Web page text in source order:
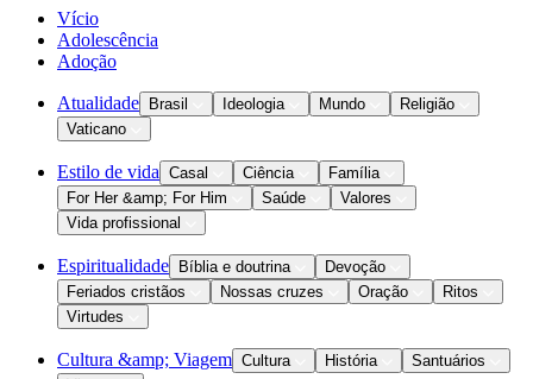
Vício
Adolescência
Adoção
Atualidade Brasil Ideologia Mundo
Religião
Vaticano
Estilo de vida Casal Ciência
Família
For Her &amp; For Him
Saúde
Valores
Vida profissional
Espiritualidade Bíblia e doutrina
Devoção
Feriados cristãos
Nossas cruzes Oração
Ritos
Virtudes
Cultura &amp; Viagem Cultura História
Santuários